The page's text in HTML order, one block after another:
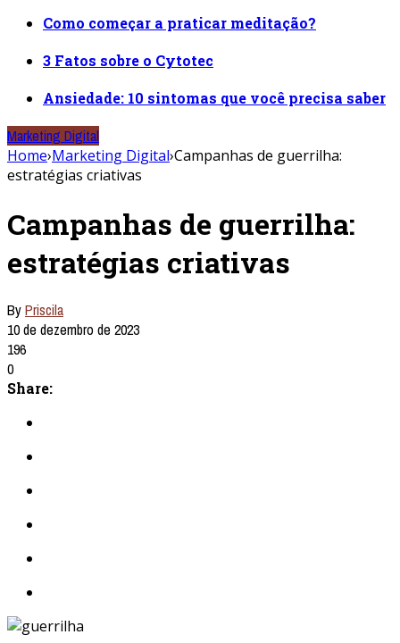
Como começar a praticar meditação?
3 Fatos sobre o Cytotec
Ansiedade: 10 sintomas que você precisa saber
Marketing Digital
Home›Marketing Digital›Campanhas de guerrilha:
estratégias criativas
Campanhas de guerrilha:
estratégias criativas
ByPriscila
10 de dezembro de 2023
196
0
Share: